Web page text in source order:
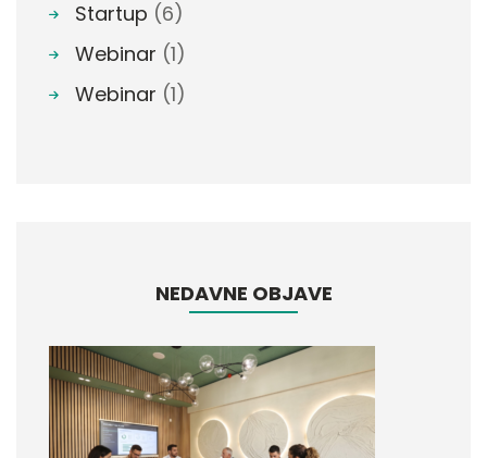
Startup (6)
Webinar (1)
Webinar (1)
NEDAVNE OBJAVE